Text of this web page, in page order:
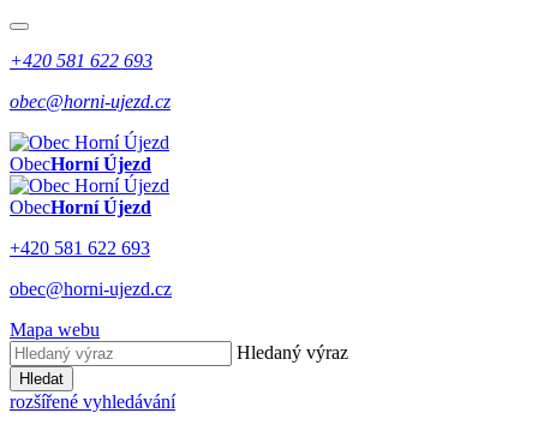
+420 581 622 693
obec@horni-ujezd.cz
ObecHorní Újezd
ObecHorní Újezd
+420 581 622 693
obec@horni-ujezd.cz
Mapa webu
Hledaný výraz
Hledat
rozšířené vyhledávání